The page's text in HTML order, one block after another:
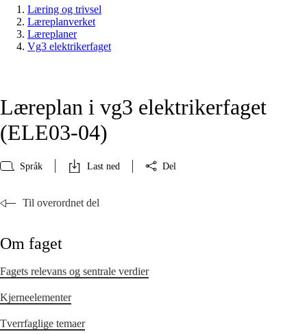
Læring og trivsel
Læreplanverket
Læreplaner
Vg3 elektrikerfaget
Læreplan i vg3 elektrikerfaget
(ELE03‑04)
Språk Last ned Del
Til overordnet del
Om faget
Fagets relevans og sentrale verdier
Kjerneelementer
Tverrfaglige temaer